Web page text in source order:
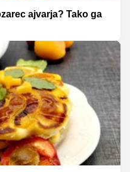
ajvarja? Tako ga